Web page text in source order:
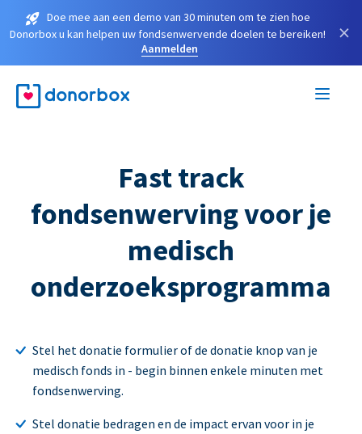
Doe mee aan een demo van 30 minuten om te zien hoe
Donorbox u kan helpen uw fondsenwervende doelen te bereiken!
Aanmelden
×
Fast track
fondsenwerving voor je
medisch
onderzoeksprogramma
Stel het donatie formulier of de donatie knop van je
medisch fonds in - begin binnen enkele minuten met
fondsenwerving.
Stel donatie bedragen en de impact ervan voor in je